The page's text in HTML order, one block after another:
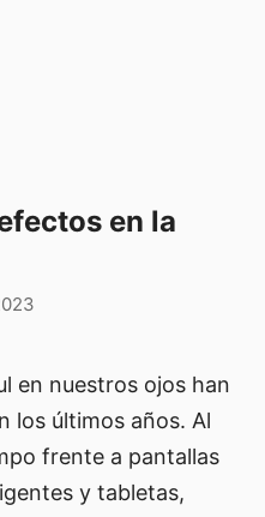
en la
en nuestros ojos han
los últimos años. Al
frente a pantallas
y tabletas,